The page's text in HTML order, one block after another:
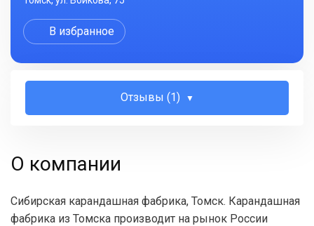
В избранное
Отзывы (1)
О компании
Сибирская карандашная фабрика, Томск. Карандашная
фабрика из Томска производит на рынок России